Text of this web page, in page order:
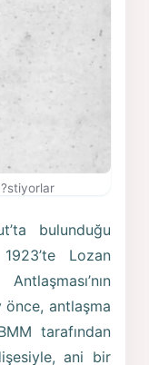
bulunduğu
Lozan
önce, antlaşma
tarafından
ani bir